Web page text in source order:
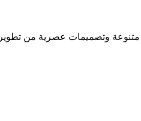
وتصميمات عصرية من تطوير